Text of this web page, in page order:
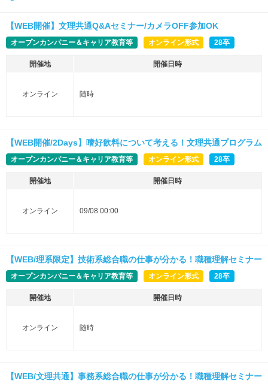
【WEB開催】文理共通Q&Aセミナー/カメラOFF参加OK
オープンカンパニー＆キャリア教育等 オンライン形式 28卒
開催地 開催日時
オンライン 随時
【WEB開催/2Days】嗜好飲料について考える！文理共通プログラム
オープンカンパニー＆キャリア教育等 オンライン形式 28卒
開催地 開催日時
オンライン 09/08 00:00
【WEB/理系限定】技術系総合職の仕事が分かる！職種理解セミナー
オープンカンパニー＆キャリア教育等 オンライン形式 28卒
開催地 開催日時
オンライン 随時
【WEB/文理共通】事務系総合職の仕事が分かる！職種理解セミナー